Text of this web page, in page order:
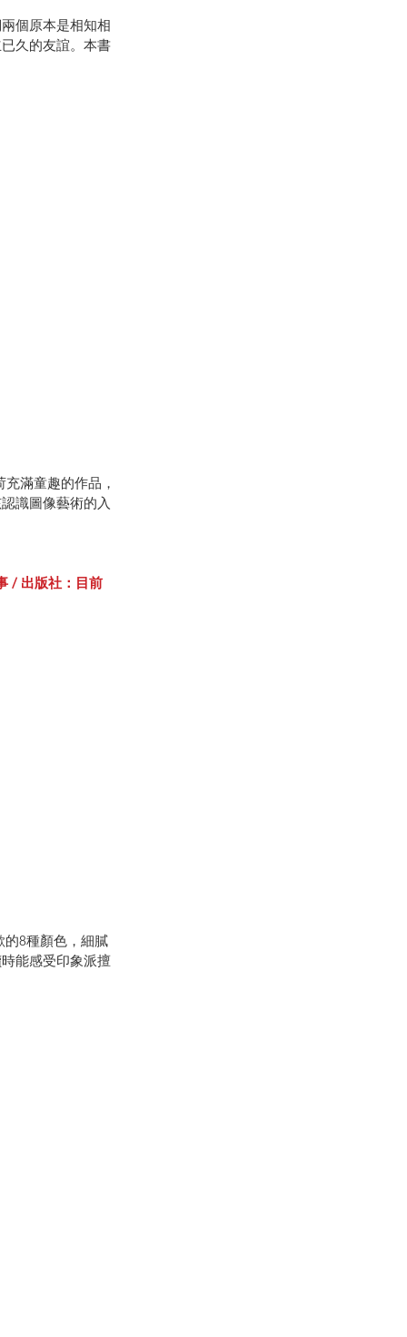
個原本是相知相
久的友誼。本書
滿童趣的作品，
識圖像藝術的入
/ 出版社：目前
的8種顏色，細膩
能感受印象派擅